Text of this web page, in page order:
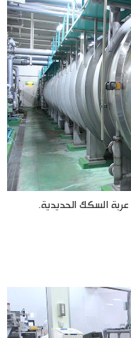
السكك الحديدية.